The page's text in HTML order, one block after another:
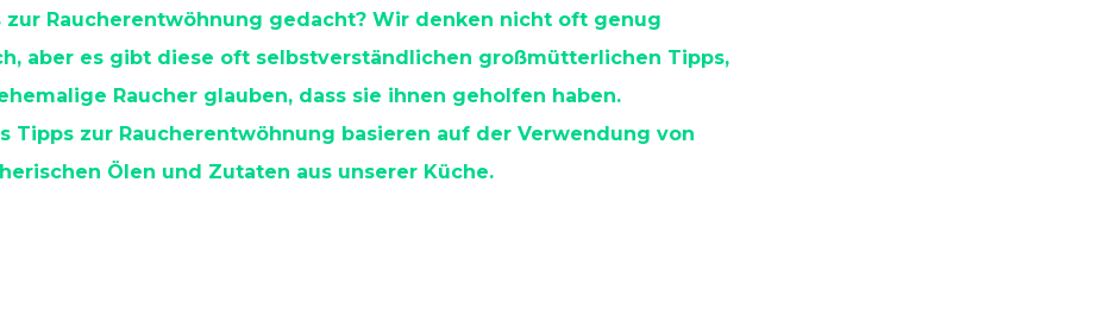
zur Raucherentwöhnung gedacht? Wir denken nicht oft genug
aber es gibt diese oft selbstverständlichen großmütterlichen Tipps,
Raucher glauben, dass sie ihnen geholfen haben.
Tipps zur Raucherentwöhnung basieren auf der Verwendung von
Ölen und Zutaten aus unserer Küche.